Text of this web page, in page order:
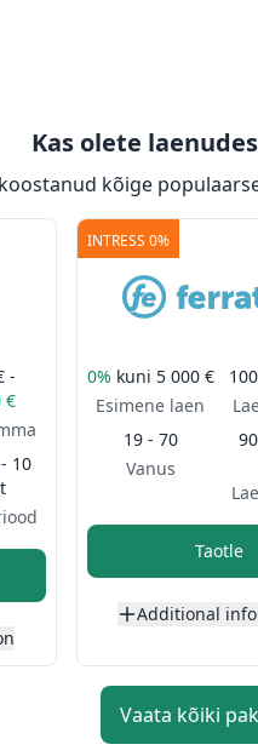
Kas olete
kõige
-
€
10
INTRESS 0%
0% kuni 5 000 €
Esimene laen
19 - 70
Vanus
Taotle
Additional
Vaata kõiki